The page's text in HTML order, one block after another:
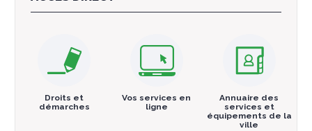
Droits et
démarches
Vos services en
ligne
Annuaire des
services et
équipements de la
ville